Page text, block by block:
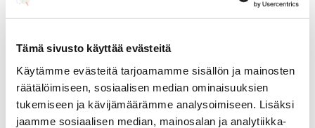
Tämä sivusto käyttää evästeitä
Käytämme evästeitä tarjoamamme sisällön ja mainosten
räätälöimiseen, sosiaalisen median ominaisuuksien
tukemiseen ja kävijämäärämme analysoimiseen. Lisäksi
jaamme sosiaalisen median, mainosalan ja analytiikka-
ansiomerkkiin. Jokainen toimipaikka nimeää syksyllä sitä
harkinnan jälkeen voittajan. Hänet palkitaan yhdessä
pitkästä työurasta ansiomerkin saavien kanssa
joulukuussa Kokkolan pääkonttorilla.
”Tällainen erikseen järjestettävä juhlapäivä jää varmasti